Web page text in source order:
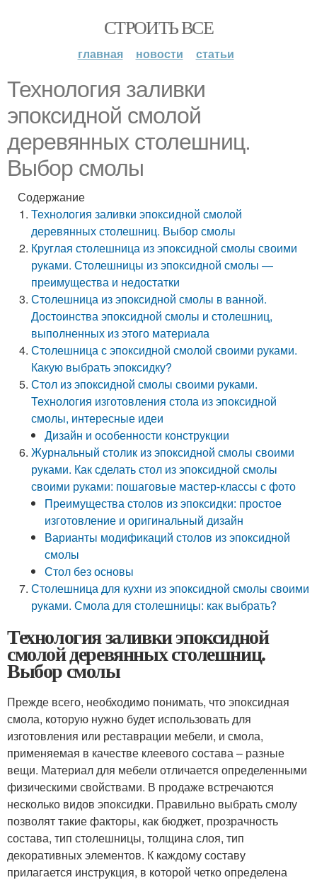
СТРОИТЬ ВСЕ
главная новости статьи
Технология заливки
эпоксидной смолой
деревянных столешниц.
Выбор смолы
Содержание
Технология заливки эпоксидной смолой
деревянных столешниц. Выбор смолы
Круглая столешница из эпоксидной смолы своими
руками. Столешницы из эпоксидной смолы —
преимущества и недостатки
Столешница из эпоксидной смолы в ванной.
Достоинства эпоксидной смолы и столешниц,
выполненных из этого материала
Столешница с эпоксидной смолой своими руками.
Какую выбрать эпоксидку?
Стол из эпоксидной смолы своими руками.
Технология изготовления стола из эпоксидной
смолы, интересные идеи
Дизайн и особенности конструкции
Журнальный столик из эпоксидной смолы своими
руками. Как сделать стол из эпоксидной смолы
своими руками: пошаговые мастер-классы с фото
Преимущества столов из эпоксидки: простое
изготовление и оригинальный дизайн
Варианты модификаций столов из эпоксидной
смолы
Стол без основы
Столешница для кухни из эпоксидной смолы своими
руками. Смола для столешницы: как выбрать?
Технология заливки эпоксидной
смолой деревянных столешниц.
Выбор смолы
Прежде всего, необходимо понимать, что эпоксидная
смола, которую нужно будет использовать для
изготовления или реставрации мебели, и смола,
применяемая в качестве клеевого состава – разные
вещи. Материал для мебели отличается определенными
физическими свойствами. В продаже встречаются
несколько видов эпоксидки. Правильно выбрать смолу
позволят такие факторы, как бюджет, прозрачность
состава, тип столешницы, толщина слоя, тип
декоративных элементов. К каждому составу
прилагается инструкция, в которой четко определена